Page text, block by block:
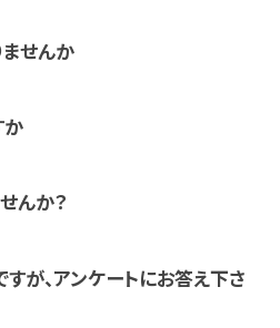
せんか
か
んか？
が、アンケートにお答え下さ